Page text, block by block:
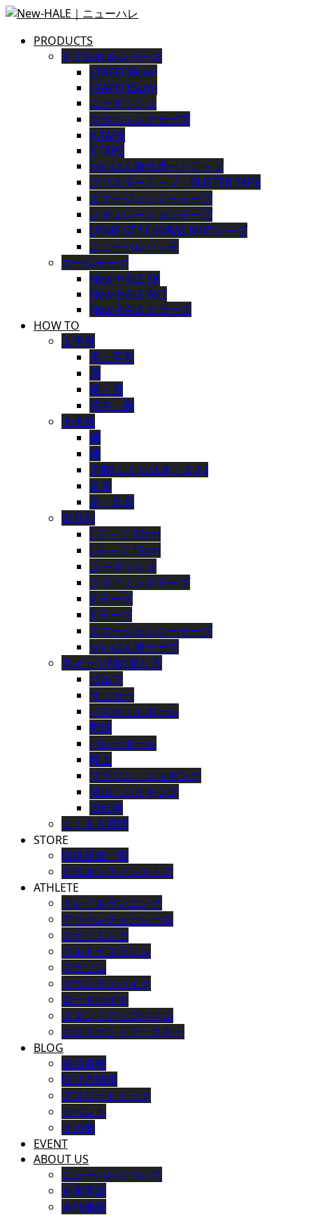
PRODUCTS
すぐ貼れるシリーズ
I-TAPE(30cm)
I-TAPE(15cm)
ニーダッシュ
クライミングテープ
V-TAPE
X-TAPE
がいはん健サポートテープ
ブリスターテープ BLISTER TAPE
エマージェンシーテープ
レギュレーションテープ
UTMF-STY [ 必携品 ]対応テープ
ニューハレパッチ
ロールテープ
New-HALE SK
New-HALE AKT
New-HALE カラーズ
HOW TO
上半身
手・手首
肩
腕・肘
背中・腰
下半身
腿
膝
下肢(ふくらはぎ・スネ)
足首
足・足底
製品別
I テープ 30cm
I テープ 15cm
ニーダッシュ
クライミングテープ
V テープ
X テープ
エマージェンシーテープ
がいはん健テープ
スポーツ別の貼り方
ゴルフ
サッカー
バスケットボール
野球
バレーボール
陸上
マラソン・ジョギング
登山・ハイキング
自転車
よくある質問
STORE
取扱店舗一覧
公式オンラインストア
ATHLETE
トレイルランニング
アドベンチャーレース
クライミング
ウルトラマラソン
マラソン
マウンテンバイク
ロードバイク
スタンドアップパドル
クロスカントリースキー
BLOG
製品情報
貼り方情報
アスリートトーク
イベント
その他
EVENT
ABOUT US
ニューハレについて
企業理念
会社概要